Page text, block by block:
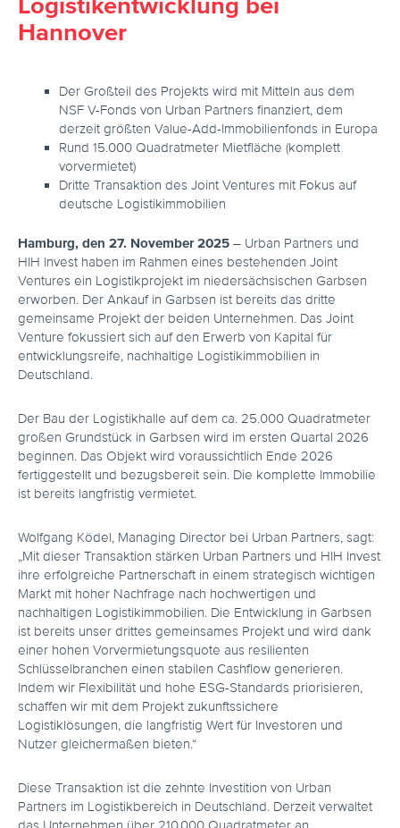
Hannover
Der Großteil des Projekts wird mit Mitteln aus dem
NSF V-Fonds von Urban Partners finanziert, dem
derzeit größten Value-Add-Immobilienfonds in Europa
Rund 15.000 Quadratmeter Mietfläche (komplett
vorvermietet)
Dritte Transaktion des Joint Ventures mit Fokus auf
deutsche Logistikimmobilien
Hamburg, den 27. November 2025 – Urban Partners und
HIH Invest haben im Rahmen eines bestehenden Joint
Ventures ein Logistikprojekt im niedersächsischen Garbsen
erworben. Der Ankauf in Garbsen ist bereits das dritte
gemeinsame Projekt der beiden Unternehmen. Das Joint
Venture fokussiert sich auf den Erwerb von Kapital für
entwicklungsreife, nachhaltige Logistikimmobilien in
Deutschland.
Der Bau der Logistikhalle auf dem ca. 25.000 Quadratmeter
großen Grundstück in Garbsen wird im ersten Quartal 2026
beginnen. Das Objekt wird voraussichtlich Ende 2026
fertiggestellt und bezugsbereit sein. Die komplette Immobilie
ist bereits langfristig vermietet.
Wolfgang Ködel, Managing Director bei Urban Partners, sagt:
„Mit dieser Transaktion stärken Urban Partners und HIH Invest
ihre erfolgreiche Partnerschaft in einem strategisch wichtigen
Markt mit hoher Nachfrage nach hochwertigen und
nachhaltigen Logistikimmobilien. Die Entwicklung in Garbsen
ist bereits unser drittes gemeinsames Projekt und wird dank
einer hohen Vorvermietungsquote aus resilienten
Schlüsselbranchen einen stabilen Cashflow generieren.
Indem wir Flexibilität und hohe ESG-Standards priorisieren,
schaffen wir mit dem Projekt zukunftssichere
Logistiklösungen, die langfristig Wert für Investoren und
Nutzer gleichermaßen bieten.“
Diese Transaktion ist die zehnte Investition von Urban
Partners im Logistikbereich in Deutschland. Derzeit verwaltet
das Unternehmen über 210.000 Quadratmeter an